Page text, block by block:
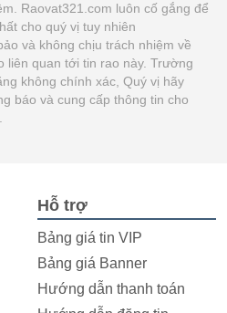
Raovat321.com luôn cố gắng để
cho quý vị tuy nhiên
và không chịu trách nhiệm về
liên quan tới tin rao này. Trường
không chính xác, Quý vị hãy
báo và cung cấp thông tin cho
Hỗ trợ
Bảng giá tin VIP
Bảng giá Banner
Hướng dẫn thanh toán